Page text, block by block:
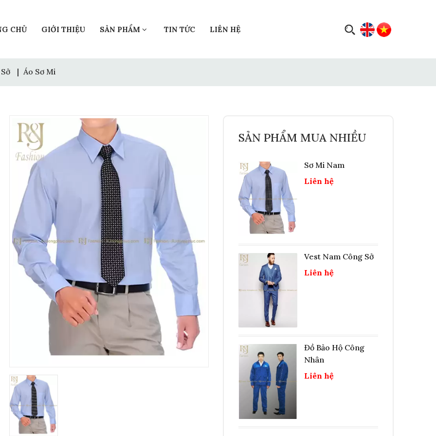
CHỦ GIỚI THIỆU SẢN PHẨM TIN TỨC LIÊN HỆ
| Áo Sơ Mi
SẢN PHẨM MUA NHIỀU
Sơ Mi Nam
Liên hệ
Vest Nam Công Sở
Liên hệ
Đồ Bảo Hộ Công
Nhân
Liên hệ